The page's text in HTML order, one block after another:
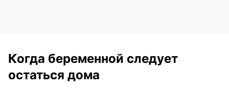
Когда беременной следует
остаться дома